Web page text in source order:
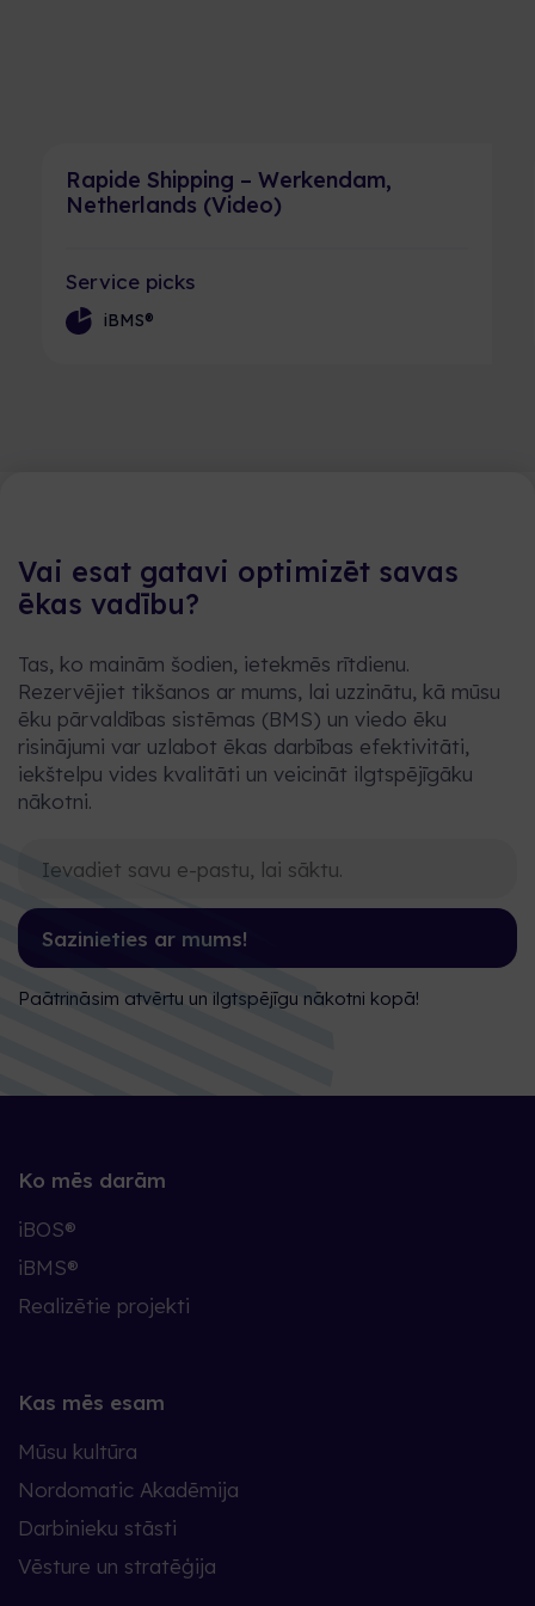
Rapide Shipping – Werkendam,
Netherlands (Video)
Service picks
iBMS®
Vai esat gatavi optimizēt savas
ēkas vadību?
Tas, ko mainām šodien, ietekmēs rītdienu.
Rezervējiet tikšanos ar mums, lai uzzinātu, kā mūsu
ēku pārvaldības sistēmas (BMS) un viedo ēku
risinājumi var uzlabot ēkas darbības efektivitāti,
iekštelpu vides kvalitāti un veicināt ilgtspējīgāku
nākotni.
Sazinieties ar mums!
Paātrināsim atvērtu un ilgtspējīgu nākotni kopā!
Ko mēs darām
iBOS®
iBMS®
Realizētie projekti
Kas mēs esam
Mūsu kultūra
Nordomatic Akadēmija
Darbinieku stāsti
Vēsture un stratēģija